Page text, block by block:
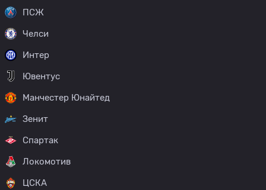
ПСЖ
Челси
Интер
Ювентус
Манчестер Юнайтед
Зенит
Спартак
Локомотив
ЦСКА